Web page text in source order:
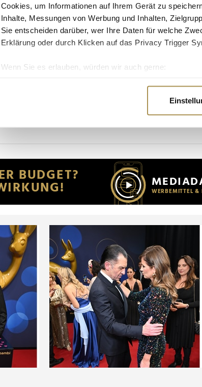
Cookies, um Informationen auf Ihrem Gerät zu
Inhalte, Messungen von Werbung und Inhalten,
Sie entscheiden darüber, wer Ihre Daten für welche
Erklärung oder durch Klicken auf das Privacy Trigger
Wenn Sie es erlauben, würden wir auch gerne:
Erfahren Sie mehr darüber, wie Ihre persönlichen
Wir verwenden Cookies, um Inhalte und Anzeigen zu
Website an unsere Partner für soziale Medien,
möglicherweise mit weiteren Daten zusammen, die Sie
der Dienste gesammelt haben.